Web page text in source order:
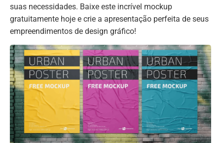
suas necessidades. Baixe este incrível mockup
gratuitamente hoje e crie a apresentação perfeita de seus
empreendimentos de design gráfico!